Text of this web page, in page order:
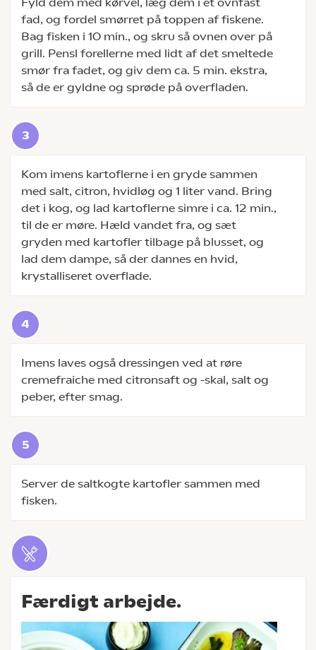
fad, og fordel smørret på toppen af fiskene.
Bag fisken i 10 min., og skru så ovnen over på
grill. Pensl forellerne med lidt af det smeltede
smør fra fadet, og giv dem ca. 5 min. ekstra,
så de er gyldne og sprøde på overfladen.
Kom imens kartoflerne i en gryde sammen
med salt, citron, hvidløg og 1 liter vand. Bring
det i kog, og lad kartoflerne simre i ca. 12 min.,
til de er møre. Hæld vandet fra, og sæt
gryden med kartofler tilbage på blusset, og
lad dem dampe, så der dannes en hvid,
krystalliseret overflade.
Imens laves også dressingen ved at røre
cremefraiche med citronsaft og -skal, salt og
peber, efter smag.
Server de saltkogte kartofler sammen med
fisken.
Færdigt arbejde.